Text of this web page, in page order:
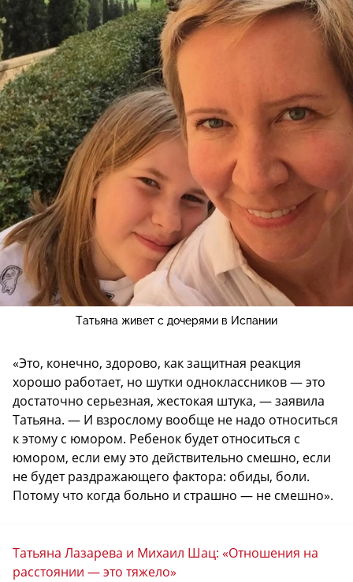
Татьяна живет с дочерями в Испании
«Это, конечно, здорово, как защитная реакция
хорошо работает, но шутки одноклассников — это
достаточно серьезная, жестокая штука, — заявила
Татьяна. — И взрослому вообще не надо относиться
к этому с юмором. Ребенок будет относиться с
юмором, если ему это действительно смешно, если
не будет раздражающего фактора: обиды, боли.
Потому что когда больно и страшно — не смешно».
Татьяна Лазарева и Михаил Шац: «Отношения на
расстоянии — это тяжело»